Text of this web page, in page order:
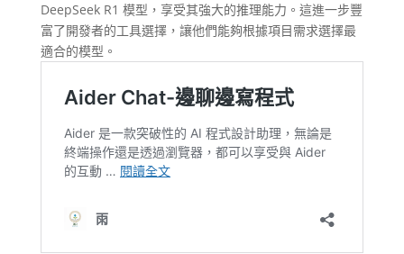
DeepSeek R1 模型，享受其強大的推理能力。這進一步豐
富了開發者的工具選擇，讓他們能夠根據項目需求選擇最
適合的模型。